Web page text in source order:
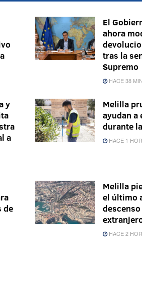
El
ahora
tras la
Supremo
HACE 38
y
a
Melilla
ayudan a
durante
HACE 1
de
Melilla
el último
HACE 2